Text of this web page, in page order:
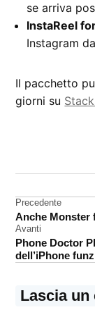
se arriva
InstaReel
Instagram
Il pacchetto
giorni su
Software
Navigazione
articoli
Precedente
Anche Monster
Avanti
Phone Doctor
dell’iPhone
Lascia un